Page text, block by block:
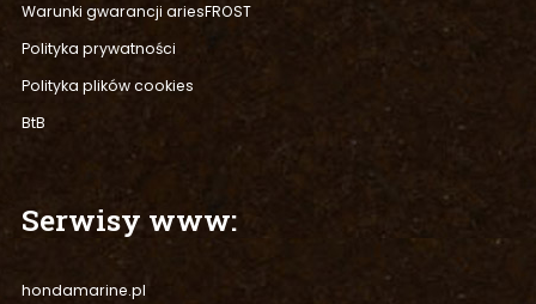
Warunki gwarancji ariesFROST
Polityka prywatności
Polityka plików cookies
BtB
Serwisy www:
hondamarine.pl